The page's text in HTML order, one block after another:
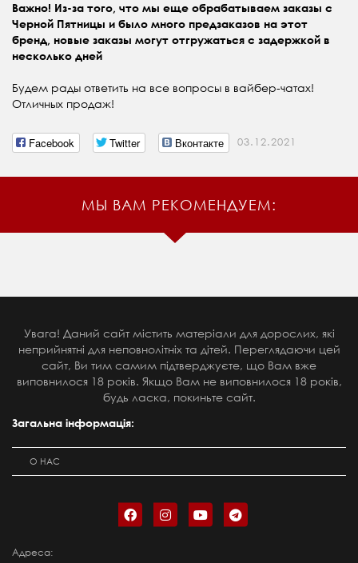
Важно! Из-за того, что мы еще обрабатываем заказы с
Черной Пятницы и было много предзаказов на этот
бренд, новые заказы могут отгружаться с задержкой в
несколько дней
Будем рады ответить на все вопросы в вайбер-чатах!
Отличных продаж!
Facebook Twitter Вконтакте 03.12.2021
МЫ ВАМ РЕКОМЕНДУЕМ:
Увага! Даний сайт містить матеріали для дорослих, які
неприйнятні для неповнолітніх та дітей. Переглядаючи цей
сайт, Ви тим самим підтверджуєте, що Вам вже
виповнилося 18 років. Якщо Вам не виповнилося 18 років,
будь ласка, покиньте сайт.
Загальна інформація:
О НАС
Адреса: